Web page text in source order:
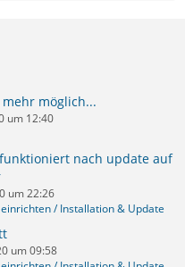
möglich...
um 12:40
nach update auf
um 22:26
/ Installation & Update
um 09:58